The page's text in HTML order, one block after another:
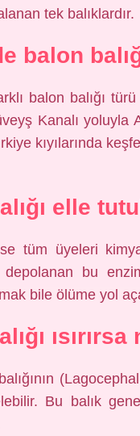
tek balıklardır.
balon
balon balığı
Kanalı yoluyla
kıyılarında
elle
tüm üyeleri
depolanan bu
bile ölüme yol
Bu balık